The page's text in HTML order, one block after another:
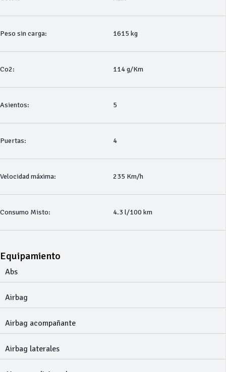
Peso sin carga: 1615 kg
Co2: 114 g/Km
Asientos: 5
Puertas: 4
Velocidad máxima: 235 Km/h
Consumo Misto: 4.3 l/100 km
Equipamiento
Abs
Airbag
Airbag acompañante
Airbag laterales